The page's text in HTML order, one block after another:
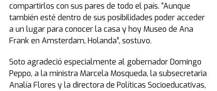
compartirlos con sus pares de todo el país. “Aunque
también esté dentro de sus posibilidades poder acceder
a un lugar para conocer la casa y hoy Museo de Ana
Frank en Amsterdam, Holanda”, sostuvo.
Soto agradeció especialmente al gobernador Domingo
Peppo, a la ministra Marcela Mosqueda, la subsecretaria
Analía Flores y la directora de Políticas Socioeducativas,